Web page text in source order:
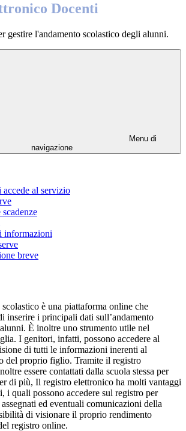
Docenti
gestire l'andamento scolastico degli alunni.
Menu di
navigazione
accede al servizio
informazioni
breve
è una piattaforma online che
inserire i principali dati sull’andamento
È inoltre uno strumento utile nel
I genitori, infatti, possono accedere al
di tutti le informazioni inerenti al
del proprio figlio. Tramite il registro
essere contattati dalla scuola stessa per
di più, Il registro elettronico ha molti vantaggi
i quali possono accedere sul registro per
ed eventuali comunicazioni della
di visionare il proprio rendimento
registro online.